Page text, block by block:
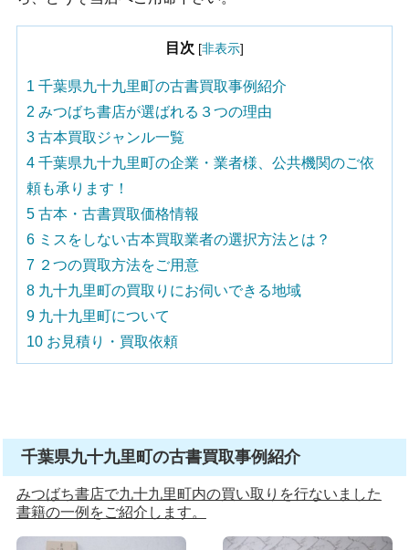
目次 [非表示]
1 千葉県九十九里町の古書買取事例紹介
2 みつばち書店が選ばれる３つの理由
3 古本買取ジャンル一覧
4 千葉県九十九里町の企業・業者様、公共機関のご依
頼も承ります！
5 古本・古書買取価格情報
6 ミスをしない古本買取業者の選択方法とは？
7 ２つの買取方法をご用意
8 九十九里町の買取りにお伺いできる地域
9 九十九里町について
10 お見積り・買取依頼
千葉県九十九里町の古書買取事例紹介
みつばち書店で九十九里町内の買い取りを行ないました
書籍の一例をご紹介します。